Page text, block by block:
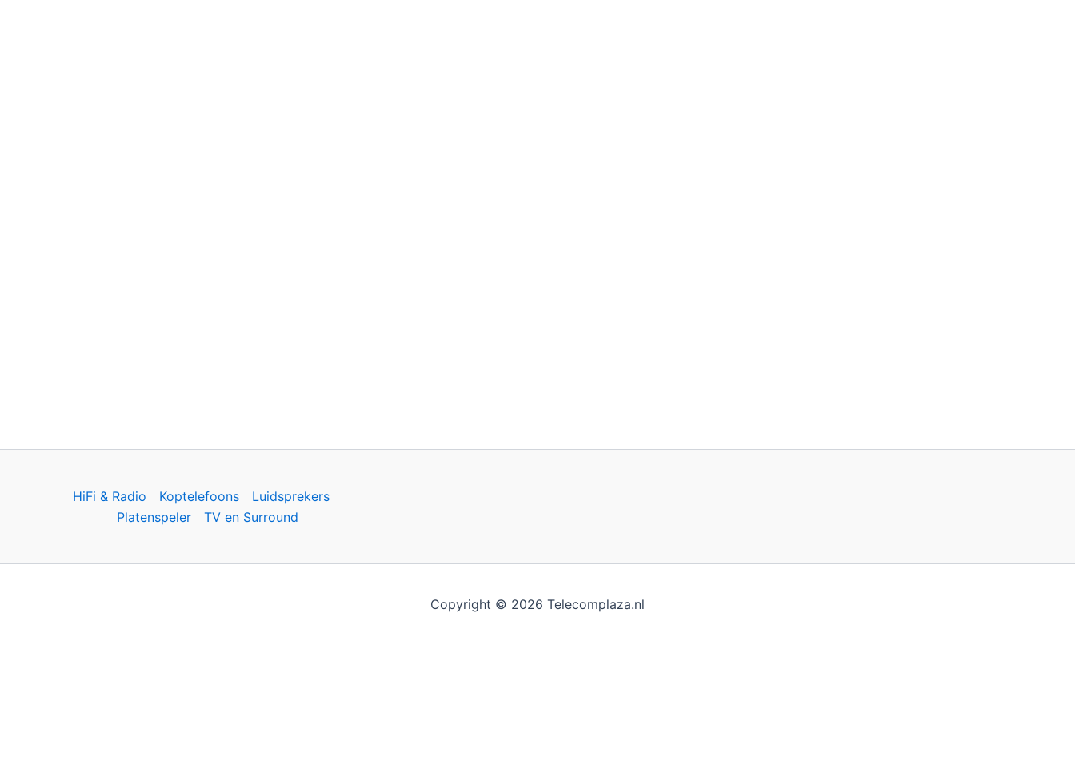
HiFi & Radio Koptelefoons
Luidsprekers
Platenspeler
TV en Surround
Copyright © 2026 Telecomplaza.nl